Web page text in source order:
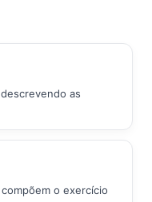
as
o exercício